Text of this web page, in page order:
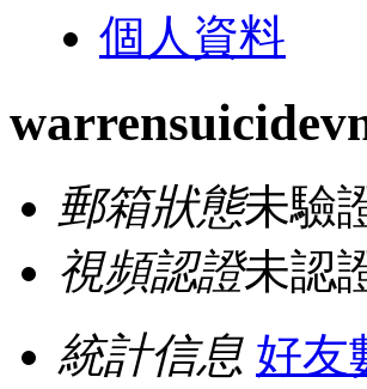
個人資料
郵箱狀態未驗
視頻認證未認
統計信息 好友